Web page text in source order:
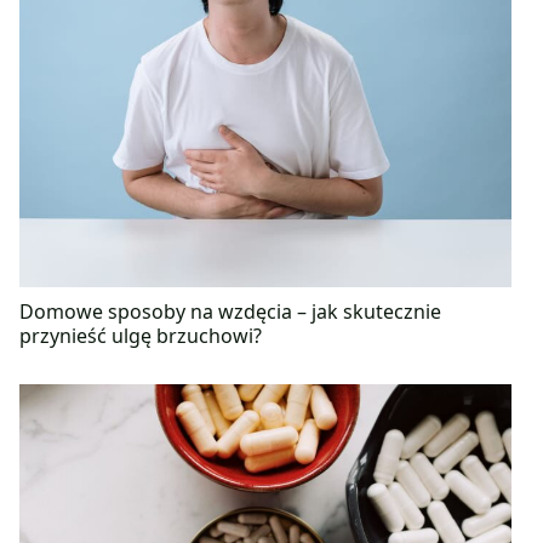
Domowe sposoby na wzdęcia – jak skutecznie
przynieść ulgę brzuchowi?